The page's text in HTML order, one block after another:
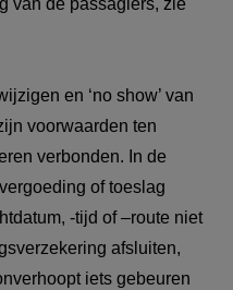
en ‘no show’ van
voorwaarden ten
verbonden. In de
of toeslag
-tijd of –route niet
afsluiten,
iets gebeuren